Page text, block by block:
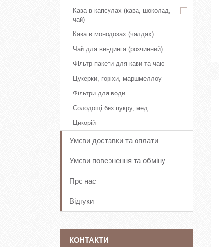
Кава в капсулах (кава, шоколад,
чай)
Кава в монодозах (чалдах)
Чай для вендинга (розчинний)
Фільтр-пакети для кави та чаю
Цукерки, горіхи, маршмеллоу
Фільтри для води
Солодощі без цукру, мед
Цикорій
Умови доставки та оплати
Умови повернення та обміну
Про нас
Відгуки
КОНТАКТИ